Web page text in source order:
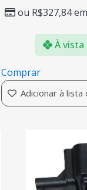
ou R$327,84
À vista
Comprar
Adicionar à